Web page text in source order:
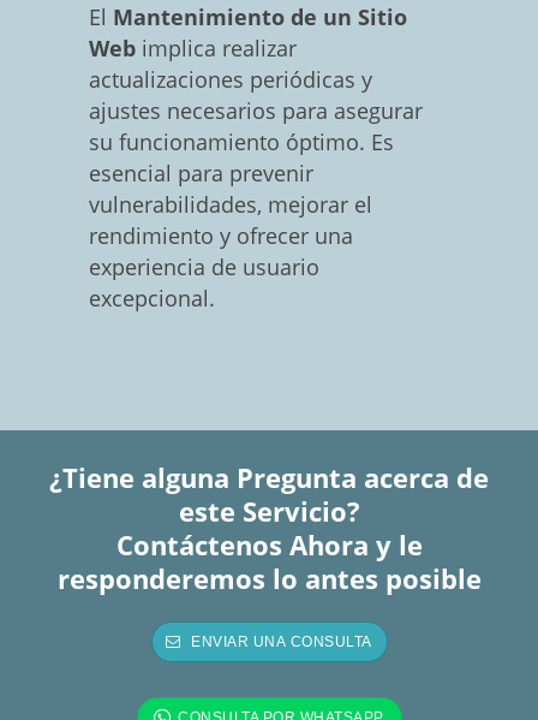
El Mantenimiento de un Sitio
Web implica realizar
actualizaciones periódicas y
ajustes necesarios para asegurar
su funcionamiento óptimo. Es
esencial para prevenir
vulnerabilidades, mejorar el
rendimiento y ofrecer una
experiencia de usuario
excepcional.
¿Tiene alguna Pregunta acerca de
este Servicio?
Contáctenos Ahora y le
responderemos lo antes posible